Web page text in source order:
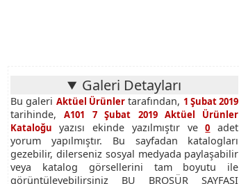
Galeri Detayları
Bu galeri Aktüel Ürünler tarafından, 1 Şubat 2019
tarihinde,A101 7 Şubat 2019 Aktüel Ürünler
Kataloğu yazısı ekinde yazılmıştır ve0 adet
yorum yapılmıştır. Bu sayfadan katalogları
gezebilir, dilerseniz sosyal medyada paylaşabilir
veya katalog görsellerini tam boyutu ile
görüntüleyebilirsiniz BU BROŞÜR SAYFASI